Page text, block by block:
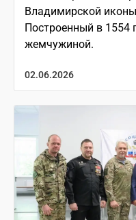
Владимирской
Построенный в 1554
жемчужиной.
02.06.2026